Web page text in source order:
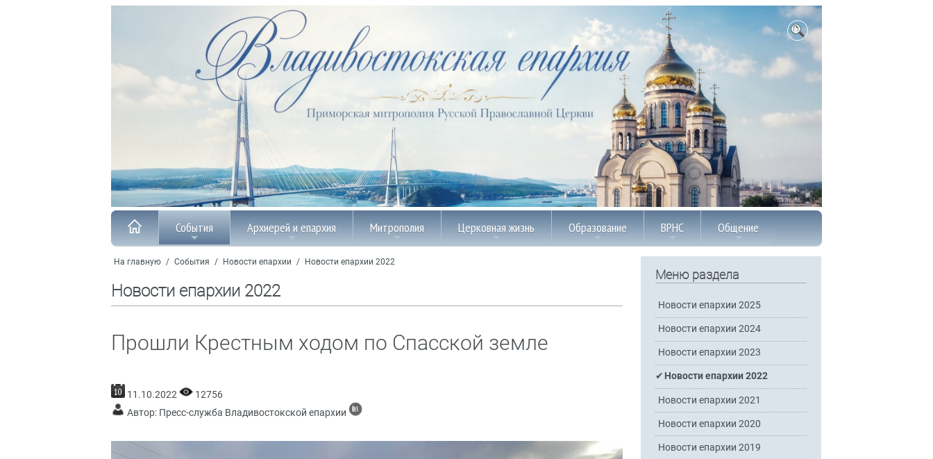
События Архиерей и епархия Митрополия Церковная жизнь Образование ВРНС Общение
На главную / События / Новости епархии / Новости епархии 2022
Новости епархии 2022
Прошли Крестным ходом по Спасской земле
11.10.2022
12756
Автор: Пресс-служба Владивостокской епархии
Меню раздела
Новости епархии 2025
Новости епархии 2024
Новости епархии 2023
Новости епархии 2022
Новости епархии 2021
Новости епархии 2020
Новости епархии 2019